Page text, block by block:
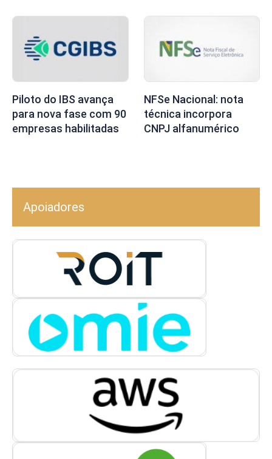
Piloto do IBS avança
para nova fase com 90
empresas habilitadas
NFSe Nacional: nota
técnica incorpora
CNPJ alfanumérico
Apoiadores